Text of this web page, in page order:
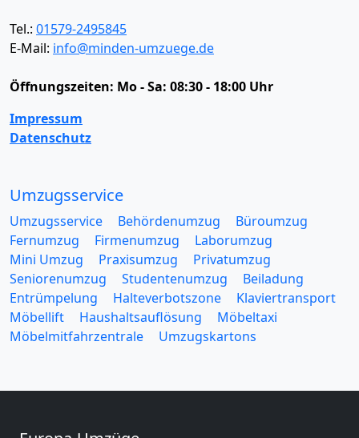
Tel.: 01579-2495845
E-Mail: info@minden-umzuege.de
Öffnungszeiten: Mo - Sa: 08:30 - 18:00 Uhr
Impressum
Datenschutz
Umzugsservice
Umzugsservice Behördenumzug
Büroumzug
Fernumzug
Firmenumzug
Laborumzug
Mini Umzug
Praxisumzug
Privatumzug
Seniorenumzug
Studentenumzug
Beiladung
Entrümpelung
Halteverbotszone
Klaviertransport
Möbellift
Haushaltsauflösung
Möbeltaxi
Möbelmitfahrzentrale
Umzugskartons